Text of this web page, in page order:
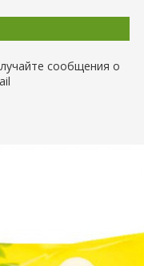
сообщения о